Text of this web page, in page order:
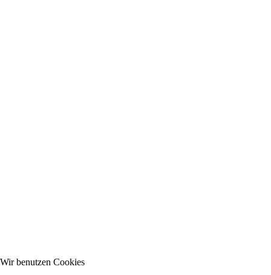
Wir benutzen Cookies